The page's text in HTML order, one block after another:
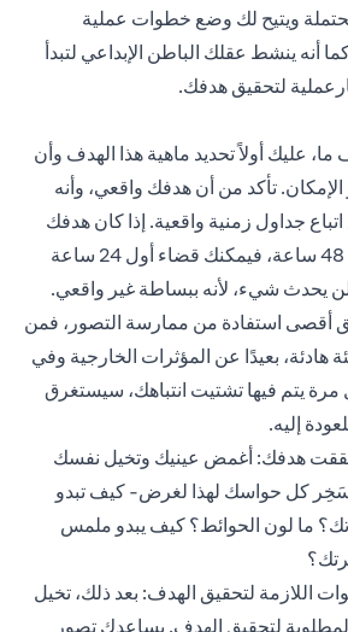
ويتيح لك وضع خطوات عملية
أنه ينشط عقلك الباطن الإبداعي لتبدأ
لتحقيق هدفك.
عليك أولاً تحديد ماهية هذا الهدف وأن
تأكد من أن هدفك واقعي، وأنه
جداول زمنية واقعية. إذا كان هدفك
هو خسارة 10 كجم في 48 ساعة، فيمكنك قضاء أول 24 ساعة
يحدث شيء، لأنه ببساطة غير واقعي.
أقصى استفادة من ممارسة التصور، فمن
هادئة، بعيدًا عن المؤثرات الخارجية وفي
يتم فيها تشتيت انتباهك، سيستغرق
إليه.
هدفك: أغمض عينيك وتخيل نفسك
سَخِر كل حواسك لهذا لغرض- كيف تبدو
ما لون الحوائط؟ كيف يبدو ملمس
اللازمة لتحقيق الهدف: بعد ذلك، تخيل
لتحقيق الهدف. يساعدك تصور